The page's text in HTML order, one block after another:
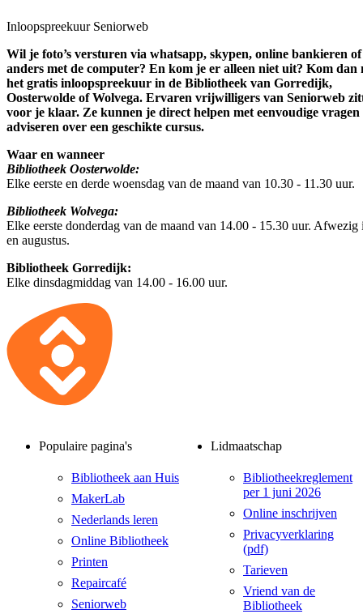
Inloopspreekuur Seniorweb
Wil je foto’s versturen via whatsapp, skypen, online bankieren of
anders met de computer? En kom je er alleen niet uit? Kom dan
het gratis inloopspreekuur in de Bibliotheek van Gorredijk,
Oosterwolde of Wolvega. Ervaren vrijwilligers van Seniorweb
voor je klaar. Ze kunnen je direct helpen met eenvoudige vragen
adviseren over een geschikte cursus.
Waar en wanneer
Bibliotheek Oosterwolde:
Elke eerste en derde woensdag van de maand van 10.30 - 11.30 uur.
Bibliotheek Wolvega:
Elke eerste donderdag van de maand van 14.00 - 15.30 uur.
en augustus.
Bibliotheek Gorredijk:
Elke dinsdagmiddag van 14.00 - 16.00 uur.
Populaire pagina's
Bibliotheek aan Huis
MakerLab
Nederlands leren
Online Bibliotheek
Printen
Repaircafé
Seniorweb
Lidmaatschap
Bibliotheekreglement
per 1 juni 2026
Online inschrijven
Privacyverklaring
(pdf)
Tarieven
Vriend van de
Bibliotheek